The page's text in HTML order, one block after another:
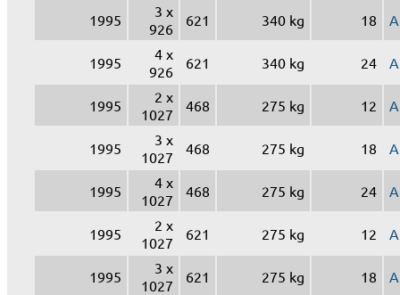
1995
3 x
926
621 340 kg 18
1995
4 x
926
621 340 kg 24
1995
2 x
1027
468 275 kg 12
1995
3 x
1027
468 275 kg 18
1995
4 x
1027
468 275 kg 24
1995
2 x
1027
621 275 kg 12
1995
3 x
1027
621 275 kg 18